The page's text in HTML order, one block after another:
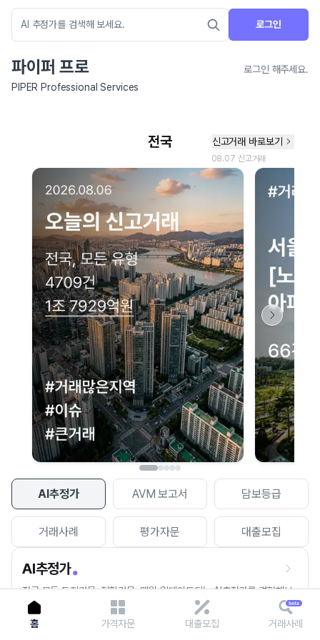
로그인
파이퍼 프로
로그인 해주세요.
PIPER Professional Services
AI추정가 AVM 보고서 담보등급
거래사례 평가자문 대출모집
AI추정가
전국 모든 토지건물, 집합건물, 매월 업데이트되는 AI추정가를 경험해보
세요.
네이버 지도 연결 안내
현재 네이버 지도 연결이 원활하지 않아 지도를 불러올 수 없습니다.
이용에 불편을 드려 죄송합니다.
다시 시도
홈 가격자문 대출모집 거래사례